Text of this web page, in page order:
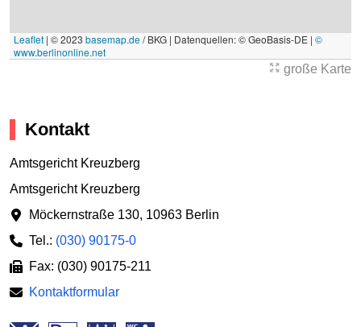
Leaflet | © 2023 basemap.de/ BKG | Datenquellen: © GeoBasis-DE | ©
www.berlinonline.net
große Karte
Kontakt
Amtsgericht Kreuzberg
Amtsgericht Kreuzberg
Möckernstraße 130, 10963 Berlin
Tel.: (030) 90175-0
Fax: (030) 90175-211
Kontaktformular